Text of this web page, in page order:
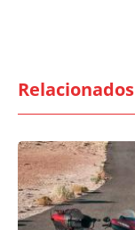
Relacionados